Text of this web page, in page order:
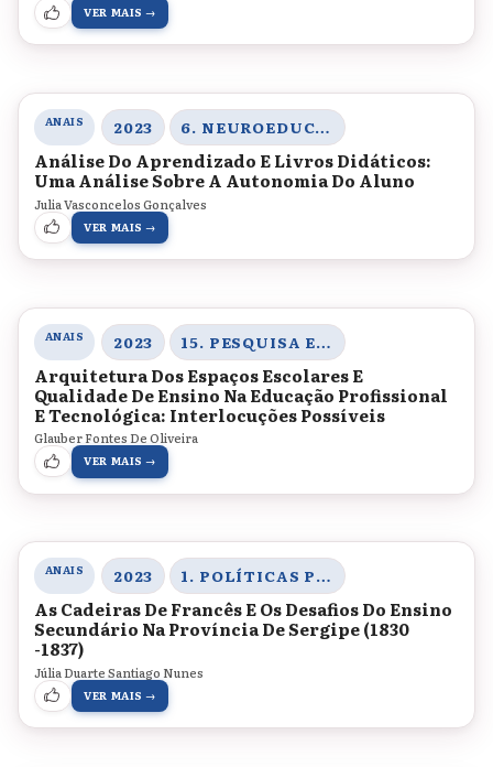
VER MAIS →
ANAIS 2023 6. NEUROEDUCAÇÃO, ENSINO DE CIÊNCIAS HUMANAS E SOCIAIS E LINGUAGEM
Análise Do Aprendizado E Livros Didáticos:
Uma Análise Sobre A Autonomia Do Aluno
Julia Vasconcelos Gonçalves
VER MAIS →
ANAIS 2023 15. PESQUISA E TRANSDISCIPLINARIDADE
Arquitetura Dos Espaços Escolares E
Qualidade De Ensino Na Educação Profissional
E Tecnológica: Interlocuções Possíveis
Glauber Fontes De Oliveira
VER MAIS →
ANAIS 2023 1. POLÍTICAS PÚBLICAS PARA A EDUCAÇÃO BÁSICA, DIVERSIDADE ÉTNICO-RACIAL E LEGISLAÇÃO EDUCACIONAL
As Cadeiras De Francês E Os Desafios Do Ensino
Secundário Na Província De Sergipe (1830
-1837)
Júlia Duarte Santiago Nunes
VER MAIS →